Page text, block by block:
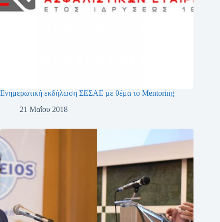
Ενημερωτική εκδήλωση ΣΕΣΑΕ με θέμα το Mentoring
21 Μαΐου 2018